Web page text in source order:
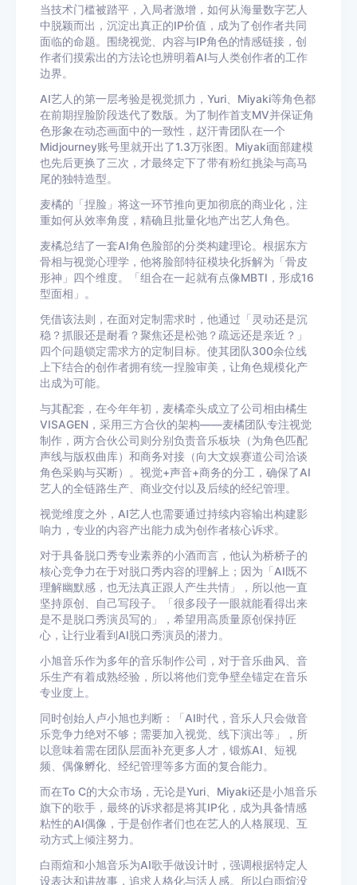
当技术门槛被踏平，入局者激增，如何从海量数字艺人
中脱颖而出，沉淀出真正的IP价值，成为了创作者共同
面临的命题。围绕视觉、内容与IP角色的情感链接，创
作者们摸索出的方法论也辨明着AI与人类创作者的工作
边界。
AI艺人的第一层考验是视觉抓力，Yuri、Miyaki等角色都
在前期捏脸阶段迭代了数版。为了制作首支MV并保证角
色形象在动态画面中的一致性，赵汗青团队在一个
Midjourney账号里就开出了1.3万张图。Miyaki面部建模
也先后更换了三次，才最终定下了带有粉红挑染与高马
尾的独特造型。
麦橘的「捏脸」将这一环节推向更加彻底的商业化，注
重如何从效率角度，精确且批量化地产出艺人角色。
麦橘总结了一套AI角色脸部的分类构建理论。根据东方
骨相与视觉心理学，他将脸部特征模块化拆解为「骨皮
形神」四个维度。「组合在一起就有点像MBTI，形成16
型面相」。
凭借该法则，在面对定制需求时，他通过「灵动还是沉
稳？抓眼还是耐看？聚焦还是松弛？疏远还是亲近？」
四个问题锁定需求方的定制目标。使其团队300余位线
上下结合的创作者拥有统一捏脸审美，让角色规模化产
出成为可能。
与其配套，在今年年初，麦橘牵头成立了公司相由橘生
VISAGEN，采用三方合伙的架构——麦橘团队专注视觉
制作，两方合伙公司则分别负责音乐板块（为角色匹配
声线与版权曲库）和商务对接（向大文娱赛道公司洽谈
角色采购与买断）。视觉+声音+商务的分工，确保了AI
艺人的全链路生产、商业交付以及后续的经纪管理。
视觉维度之外，AI艺人也需要通过持续内容输出构建影
响力，专业的内容产出能力成为创作者核心诉求。
对于具备脱口秀专业素养的小酒而言，他认为桥桥子的
核心竞争力在于对脱口秀内容的理解上；因为「AI既不
理解幽默感，也无法真正跟人产生共情」，所以他一直
坚持原创、自己写段子。「很多段子一眼就能看得出来
是不是脱口秀演员写的」，希望用高质量原创保持匠
心，让行业看到AI脱口秀演员的潜力。
小旭音乐作为多年的音乐制作公司，对于音乐曲风、音
乐生产有着成熟经验，所以将他们竞争壁垒锚定在音乐
专业度上。
同时创始人卢小旭也判断：「AI时代，音乐人只会做音
乐竞争力绝对不够；需要加入视觉、线下演出等」，所
以意味着需在团队层面补充更多人才，锻炼AI、短视
频、偶像孵化、经纪管理等多方面的复合能力。
而在To C的大众市场，无论是Yuri、Miyaki还是小旭音乐
旗下的歌手，最终的诉求都是将其IP化，成为具备情感
粘性的AI偶像，于是创作者们也在艺人的人格展现、互
动方式上倾注努力。
白雨煊和小旭音乐为AI歌手做设计时，强调根据特定人
设表达和讲故事，追求人格化与活人感。所以白雨煊没